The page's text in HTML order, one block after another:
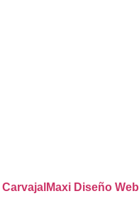
CarvajalMaxi Diseño Web